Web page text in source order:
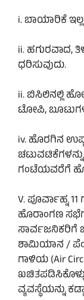
i. ಬಾಯಾರಿಕೆ
ii. ಹಗುರವಾದ,
ಧರಿಸುವುದು.
ii. ಬಿಸಿಲಿನಲ್ಲಿ
ಟೋಪಿ,
iv. ಹೊರಗಿನ
ಚಟುವಟಿಕೆಗಳನ್ನು
ಗಂಟೆಯವರೆಗೆ
V. ಪೂರ್ವಾಹ್ನ
ಹೊರಾಂಗಣ
ಸಾರ್ವಜನಿಕರಿಗೆ
ಶಾಮಿಯಾನ /
ಗಾಳಿಯ (Air
ವ್ಯವಸ್ಥೆಯನ್ನು